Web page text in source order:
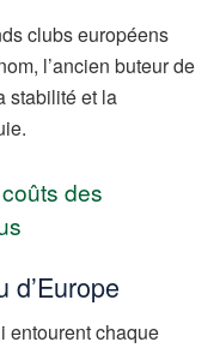
clubs européens
l’ancien buteur de
stabilité et la
des
d’Europe
entourent chaque